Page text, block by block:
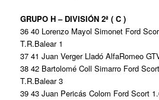
GRUPO H – DIVISIÓN 2ª ( C )
36 40 Lorenzo Mayol Simonet Ford
T.R.Balear 1
37 41 Juan Verger Lladó AlfaRomeo
38 42 Bartolomé Coll Simarro Ford
T.R.Balear 3
39 43 Juan Pericás Colom Ford Scort